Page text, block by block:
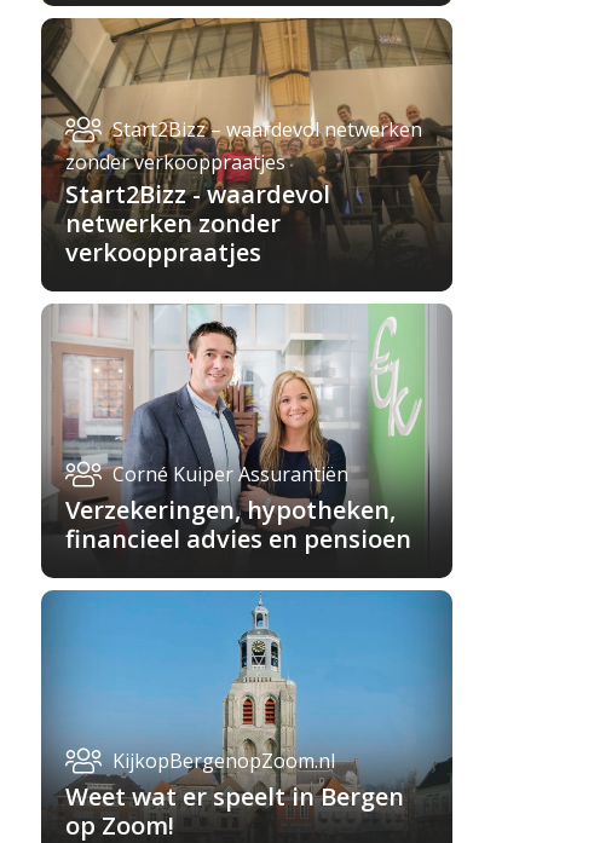
Start2Bizz – waardevol netwerken
zonder verkooppraatjes
Start2Bizz - waardevol
netwerken zonder
verkooppraatjes
Corné Kuiper Assurantiën
Verzekeringen, hypotheken,
financieel advies en pensioen
KijkopBergenopZoom.nl
Weet wat er speelt in Bergen
op Zoom!